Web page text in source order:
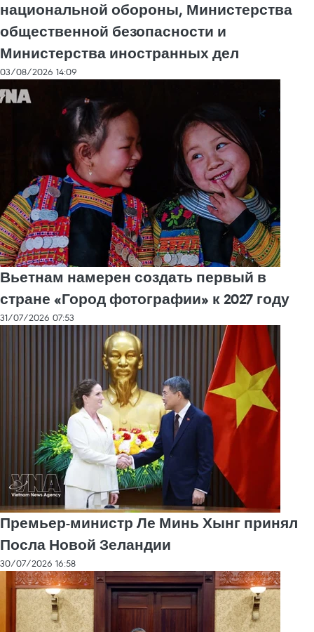
национальной обороны, Министерства
общественной безопасности и
Министерства иностранных дел
03/08/2026 14:09
Вьетнам намерен создать первый в
стране «Город фотографии» к 2027 году
31/07/2026 07:53
Премьер-министр Ле Минь Хынг принял
Посла Новой Зеландии
30/07/2026 16:58